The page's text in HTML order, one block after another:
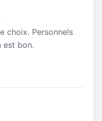
choix. Personnels
est bon.